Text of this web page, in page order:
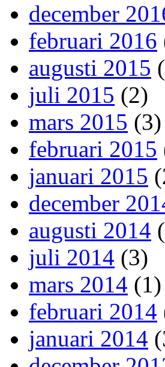
december
februari 2016
augusti 2015
juli 2015 (2)
mars 2015 (3)
februari 2015
januari 2015
december
augusti 2014
juli 2014 (3)
mars 2014 (1)
februari 2014
januari 2014